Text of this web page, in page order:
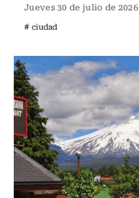
Jueves 30 de julio de 2026
# ciudad